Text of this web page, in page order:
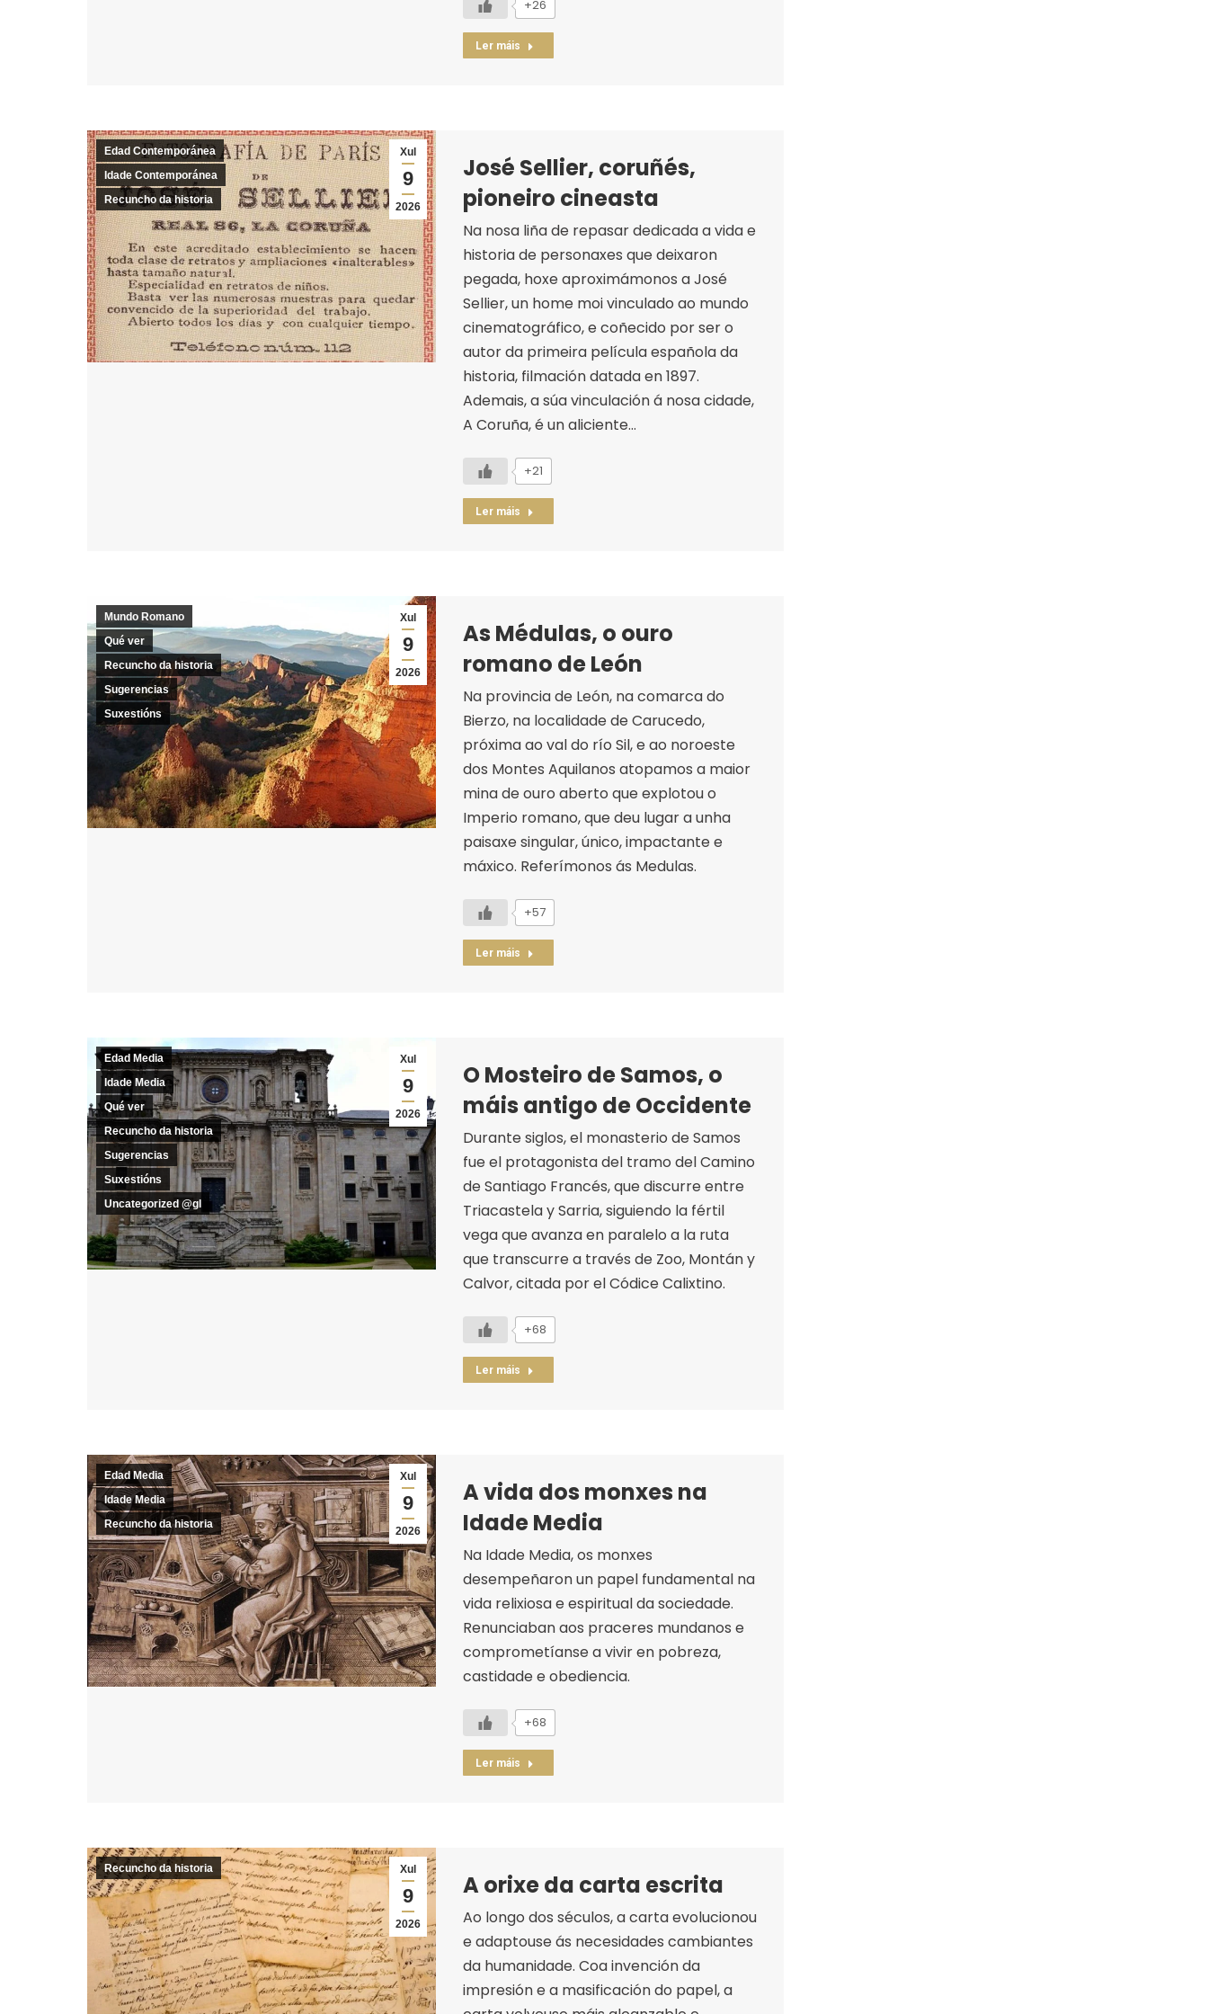
+26
Ler máis
Xul
9
2026
Edad Contemporánea
Idade Contemporánea
Recuncho da historia
José Sellier, coruñés,
pioneiro cineasta
Na nosa liña de repasar dedicada a vida e
historia de personaxes que deixaron
pegada, hoxe aproximámonos a José
Sellier, un home moi vinculado ao mundo
cinematográfico, e coñecido por ser o
autor da primeira película española da
historia, filmación datada en 1897.
Ademais, a súa vinculación á nosa cidade,
A Coruña, é un aliciente…
+21
Ler máis
Xul
9
2026
Mundo Romano
Qué ver
Recuncho da historia
Sugerencias
Suxestións
As Médulas, o ouro
romano de León
Na provincia de León, na comarca do
Bierzo, na localidade de Carucedo,
próxima ao val do río Sil, e ao noroeste
dos Montes Aquilanos atopamos a maior
mina de ouro aberto que explotou o
Imperio romano, que deu lugar a unha
paisaxe singular, único, impactante e
máxico. Referímonos ás Medulas.
+57
Ler máis
Xul
9
2026
Edad Media
Idade Media
Qué ver
Recuncho da historia
Sugerencias
Suxestións
Uncategorized @gl
O Mosteiro de Samos, o
máis antigo de Occidente
Durante siglos, el monasterio de Samos
fue el protagonista del tramo del Camino
de Santiago Francés, que discurre entre
Triacastela y Sarria, siguiendo la fértil
vega que avanza en paralelo a la ruta
que transcurre a través de Zoo, Montán y
Calvor, citada por el Códice Calixtino.
+68
Ler máis
Xul
9
2026
Edad Media
Idade Media
Recuncho da historia
A vida dos monxes na
Idade Media
Na Idade Media, os monxes
desempeñaron un papel fundamental na
vida relixiosa e espiritual da sociedade.
Renunciaban aos praceres mundanos e
comprometíanse a vivir en pobreza,
castidade e obediencia.
+68
Ler máis
Xul
9
2026
Recuncho da historia
A orixe da carta escrita
Ao longo dos séculos, a carta evolucionou
e adaptouse ás necesidades cambiantes
da humanidade. Coa invención da
impresión e a masificación do papel, a